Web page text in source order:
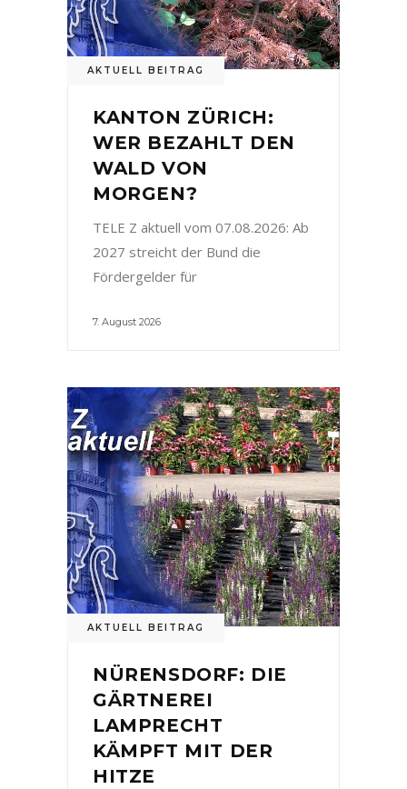
AKTUELL BEITRAG
KANTON ZÜRICH:
WER BEZAHLT DEN
WALD VON
MORGEN?
TELE Z aktuell vom 07.08.2026: Ab
2027 streicht der Bund die
Fördergelder für
7. August 2026
AKTUELL BEITRAG
NÜRENSDORF: DIE
GÄRTNEREI
LAMPRECHT
KÄMPFT MIT DER
HITZE